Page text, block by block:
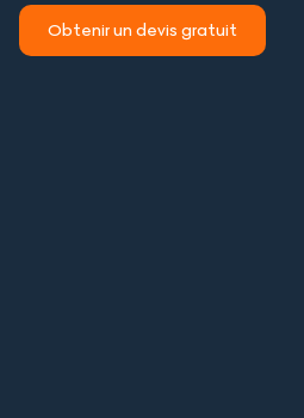
Obtenir un devis gratuit